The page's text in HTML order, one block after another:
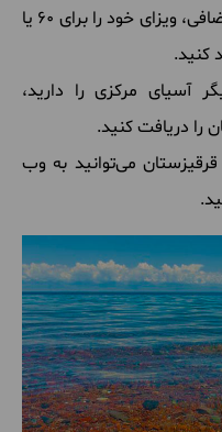
شما می‌توانید با پرداخت هزینه اضافی، ویزای خود را برای 60 یا
آسیای مرکزی را دارید،
را دریافت کنید.
می‌توانید به وب